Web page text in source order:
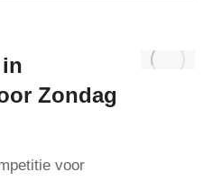
Zondag
voor